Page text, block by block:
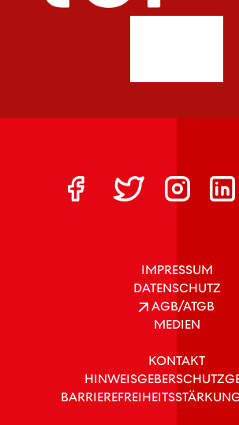
IMPRESSUM
DATENSCHUTZ
AGB/ATGB
MEDIEN
KONTAKT